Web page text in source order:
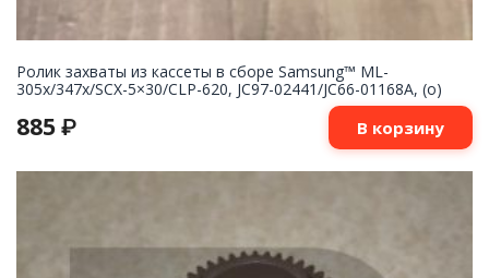
Ролик захваты из кассеты в сборе Samsung™ ML-
305x/347x/SCX-5×30/CLP-620, JC97-02441/JC66-01168A, (o)
885 ₽ В корзину